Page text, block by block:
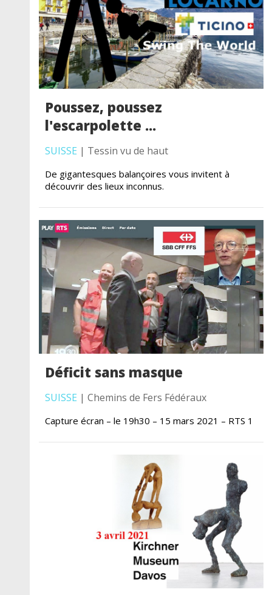
Poussez, poussez
l'escarpolette ...
SUISSE | Tessin vu de haut
De gigantesques balançoires vous invitent à
découvrir des lieux inconnus.
Déficit sans masque
SUISSE | Chemins de Fers Fédéraux
Capture écran – le 19h30 – 15 mars 2021 – RTS 1